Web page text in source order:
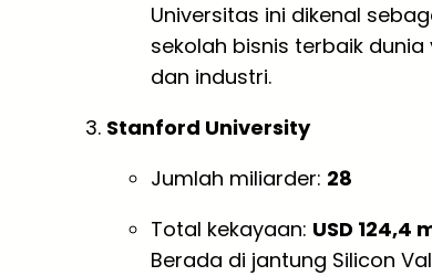
Universitas ini dikenal
sekolah bisnis terbaik
dan industri.
Stanford University
Jumlah miliarder: 28
Total kekayaan: USD 124,4
Berada di jantung Silicon